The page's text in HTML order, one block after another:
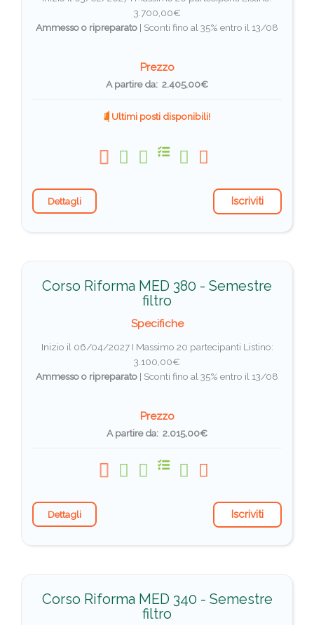
3.700,00€
Ammesso o ripreparato | Sconti fino al 35% entro il 13/08
Prezzo
A partire da: 2.405,00€
Ultimi posti disponibili!
Dettagli Iscriviti
Corso Riforma MED 380 - Semestre
filtro
Specifiche
Inizio il 06/04/2027 I Massimo 20 partecipanti Listino:
3.100,00€
Ammesso o ripreparato | Sconti fino al 35% entro il 13/08
Prezzo
A partire da: 2.015,00€
Dettagli Iscriviti
Corso Riforma MED 340 - Semestre
filtro